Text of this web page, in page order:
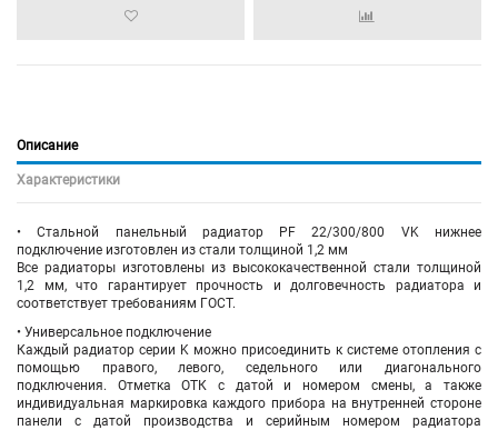
Описание
Характеристики
• Стальной панельный радиатор PF 22/300/800 VK
нижнее
подключение изготовлен из стали толщиной 1,2 мм
Все радиаторы изготовлены из высококачественной стали толщиной
1,2 мм, что гарантирует прочность и долговечность радиатора и
соответствует требованиям ГОСТ.
• Универсальное подключение
Каждый радиатор серии K можно присоединить к системе отопления с
помощью правого, левого, седельного или диагонального
подключения. Отметка ОТК с датой и номером смены, а также
индивидуальная маркировка каждого прибора на внутренней стороне
панели с датой производства и серийным номером радиатора